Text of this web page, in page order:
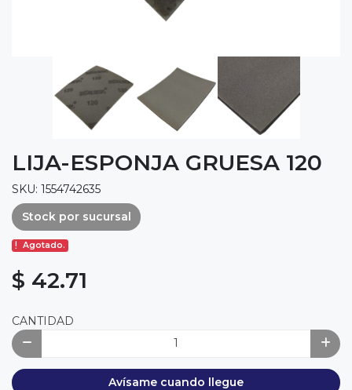
LIJA-ESPONJA GRUESA 120
SKU: 1554742635
Stock por sucursal
Agotado.
$ 42.71
CANTIDAD
Avísame cuando llegue